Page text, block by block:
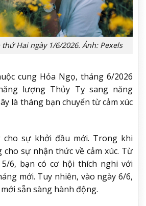
Hai ngày 1/6/2026. Ảnh: Pexels
cung Hỏa Ngọ, tháng 6/2026
lượng Thủy Tỵ sang năng
là tháng bạn chuyển từ cảm xúc
sự khởi đầu mới. Trong khi
sự nhận thức về cảm xúc. Từ
6, bạn có cơ hội thích nghi với
mới. Tuy nhiên, vào ngày 6/6,
sẵn sàng hành động.